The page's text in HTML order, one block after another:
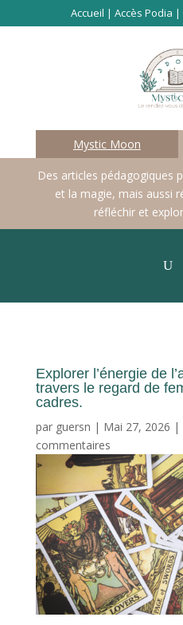
Accueil |Accès Podia |
Mystic Moon
Des articles pédagogiques
et la magie, mais aussi
réfléchir et
Explorer l’énergie de
travers le regard de
cadres.
par guersn | Mai 27, 2026 |
commentaires